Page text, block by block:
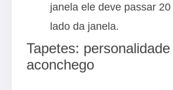
janela ele deve passar
lado da janela.
Tapetes:
aconchego